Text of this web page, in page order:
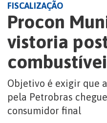
FISCALIZAÇÃO
Procon
vistoria
Objetivo é exigir que
pela Petrobras
consumidor final